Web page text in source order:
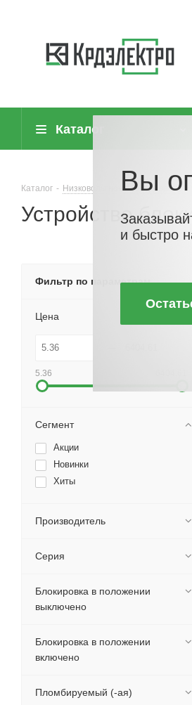
Каталог
Каталог - Низковольтное оборудование
Устройство
Фильтр по параметрам
Цена
5.36
Сегмент
Акции
Новинки
Хиты
Производитель
Серия
Блокировка в положении
выключено
Блокировка в положении
включено
Пломбируемый (-ая)
Вы
и быстро